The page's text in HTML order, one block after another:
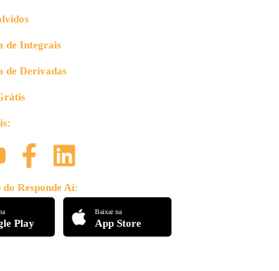
de Integrais
de Derivadas
Responde Aí:
Play
Baixar na
App Store